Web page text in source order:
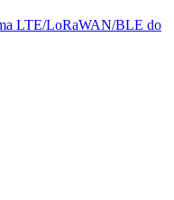
LTE/LoRaWAN/BLE do